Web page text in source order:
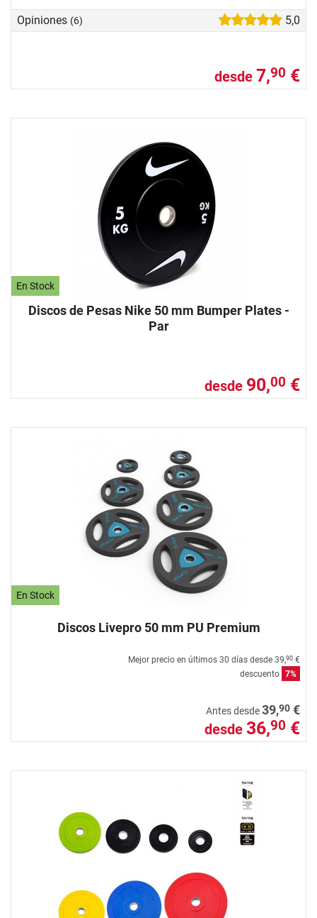
Opiniones (6) 5,0
desde 7,90 €
En Stock
Discos de Pesas Nike 50 mm Bumper Plates -
Par
desde 90,00 €
En Stock
Discos Livepro 50 mm PU Premium
Mejor precio en últimos 30 días desde 39,90 €
descuento 7%
Antes desde39,90 €
desde 36,90 €